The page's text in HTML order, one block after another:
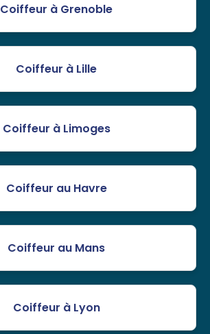
Coiffeur à Grenoble
Coiffeur à Lille
Coiffeur à Limoges
Coiffeur au Havre
Coiffeur au Mans
Coiffeur à Lyon